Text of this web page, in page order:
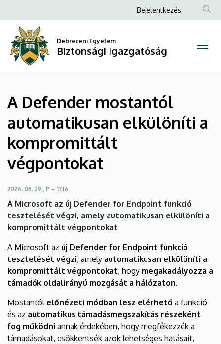
Defender
mostantól
automatikusan
elkülöníti
a
kompromittált
végpontokat
Biztonsági
Igazgatóság
a
tartalomra
Anonim
menüje
Bejelentkezés
Debreceni Egyetem
Biztonsági Igazgatóság
A Defender mostantól
automatikusan elkülöníti a
kompromittált
végpontokat
2026. 05. 29., P – 11:16
A Microsoft az új Defender for Endpoint funkció
tesztelését végzi, amely automatikusan elkülöníti a
kompromittált végpontokat
A Microsoft az új Defender for Endpoint funkció
tesztelését végzi, amely automatikusan elkülöníti a
kompromittált végpontokat, hogy megakadályozza a
támadók oldalirányú mozgását a hálózaton.
Mostantól előnézeti módban lesz elérhető a funkció
és az automatikus támadásmegszakítás részeként
fog működni annak érdekében, hogy megfékezzék a
támadásokat, csökkentsék azok lehetséges hatásait,